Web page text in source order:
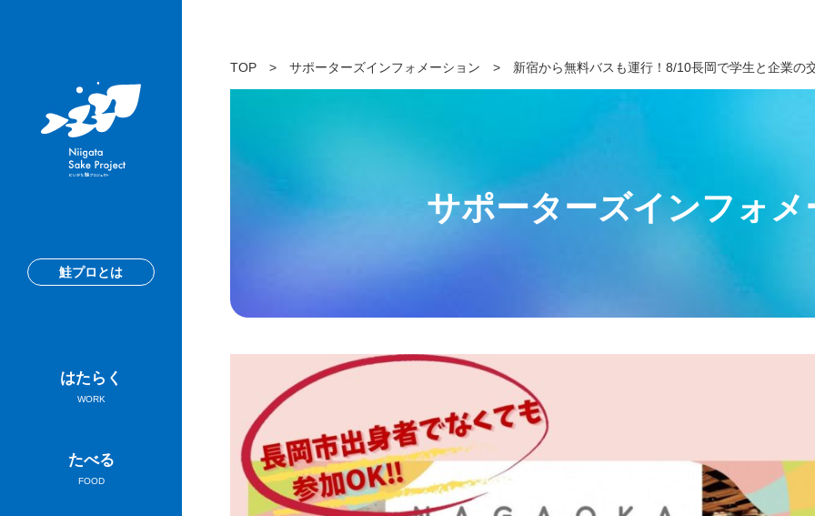
鮭プロとは
はたらく
WORK
たべる
FOOD
TOP> サポーターズインフォメーション > 新宿から無料バスも運行！8/10長岡で学生と企業の
サポーターズインフォメ